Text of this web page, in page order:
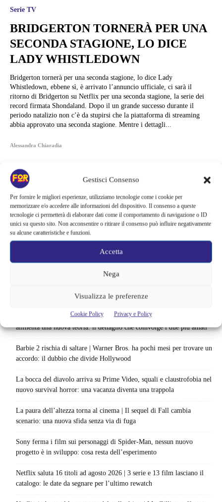
Gestisci Consenso
Per fornire le migliori esperienze, utilizziamo tecnologie come i cookie per
memorizzare e/o accedere alle informazioni del dispositivo. Il consenso a queste
tecnologie ci permetterà di elaborare dati come il comportamento di navigazione o ID
unici su questo sito. Non acconsentire o ritirare il consenso può influire negativamente
su alcune caratteristiche e funzioni.
Accetta
Nega
Visualizza le preferenze
Cookie Policy Privacy e Policy
Serie TV
BRIDGERTON TORNERÀ PER UNA
SECONDA STAGIONE, LO DICE
LADY WHISTLEDOWN
Bridgerton tornerà per una seconda stagione, lo dice Lady
Whistledown, ebbene sì, è arrivato l’annuncio ufficiale, ci sarà il
ritorno di Bridgerton su Netflix per una seconda stagione, la serie dei
record firmata Shondaland. Dopo il un grande successo durante il
periodo natalizio non c’è da stupirsi che la piattaforma di streaming
abbia approvato una seconda stagione. Mentre i dettagli...
Alessandra Chiaradia
Spider-Man: Brand New Day riapre una vecchia ferita | Il finale
alimenta una nuova teoria: il dettaglio che coinvolge i due più amati
Barbie 2 rischia di saltare | Warner Bros. ha pochi mesi per trovare un
accordo: il dubbio che divide Hollywood
La bocca del diavolo arriva su Prime Video, squali e claustrofobia nel
nuovo survival horror: una vacanza diventa una trappola
La paura dell’altezza torna al cinema | Il sequel di Fall cambia
scenario: una nuova sfida senza via di fuga
Sony ferma i film sui personaggi di Spider-Man, nessun nuovo
progetto è in sviluppo: cosa resta dell’esperimento
Netflix saluta 16 titoli ad agosto 2026 | 3 serie e 13 film lasciano il
catalogo: le date da segnare per l’ultimo rewatch